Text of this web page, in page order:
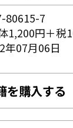
80615-7
1,200円＋税
年07月06日
を購入する